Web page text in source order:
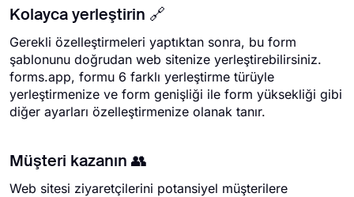
Kolayca yerleştirin 🔗
Gerekli özelleştirmeleri yaptıktan sonra, bu form
şablonunu doğrudan web sitenize yerleştirebilirsiniz.
forms.app, formu 6 farklı yerleştirme türüyle
yerleştirmenize ve form genişliği ile form yüksekliği gibi
diğer ayarları özelleştirmenize olanak tanır.
Müşteri kazanın 👥
Web sitesi ziyaretçilerini potansiyel müşterilere